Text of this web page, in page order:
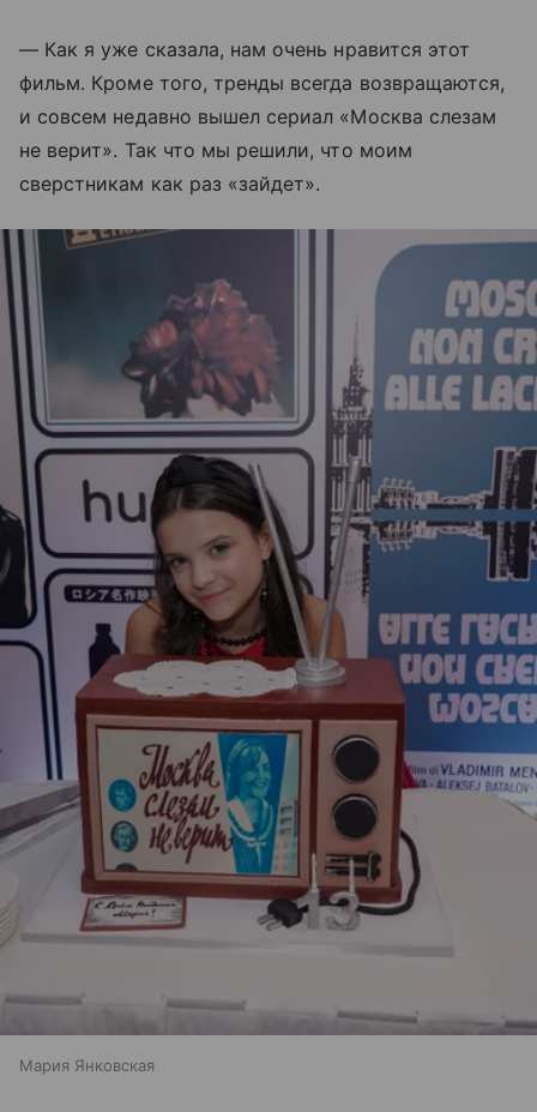
— Как я уже сказала, нам очень нравится этот
фильм. Кроме того, тренды всегда возвращаются,
и совсем недавно вышел сериал «Москва слезам
не верит». Так что мы решили, что моим
сверстникам как раз «зайдет».
Мария Янковская